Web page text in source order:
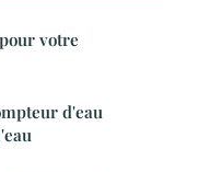
votre
d'eau